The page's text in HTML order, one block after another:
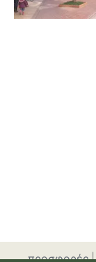
προσφορές|